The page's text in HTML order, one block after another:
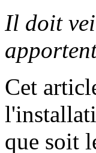
Il doit
Cet
que soit